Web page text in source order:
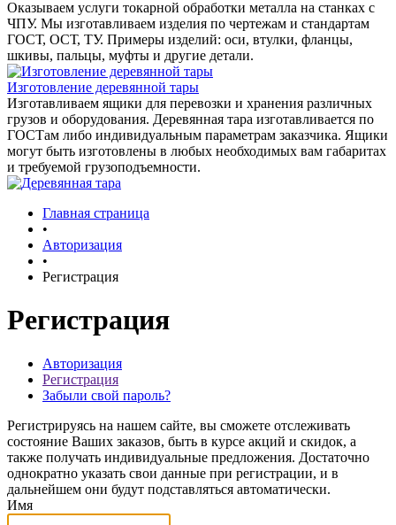
Оказываем услуги токарной обработки металла на станках с
ЧПУ. Мы изготавливаем изделия по чертежам и стандартам
ГОСТ, ОСТ, ТУ. Примеры изделий: оси, втулки, фланцы,
шкивы, пальцы, муфты и другие детали.
Изготовление деревянной тары
Изготавливаем ящики для перевозки и хранения различных
грузов и оборудования. Деревянная тара изготавливается по
ГОСТам либо индивидуальным параметрам заказчика. Ящики
могут быть изготовлены в любых необходимых вам габаритах
и требуемой грузоподъемности.
Главная страница
•
Авторизация
•
Регистрация
Регистрация
Авторизация
Регистрация
Забыли свой пароль?
Регистрируясь на нашем сайте, вы сможете отслеживать
состояние Ваших заказов, быть в курсе акций и скидок, а
также получать индивидуальные предложения. Достаточно
однократно указать свои данные при регистрации, и в
дальнейшем они будут подставляться автоматически.
Имя